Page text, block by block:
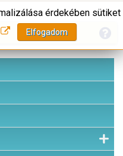
érdekében sütiket
Elfogadom